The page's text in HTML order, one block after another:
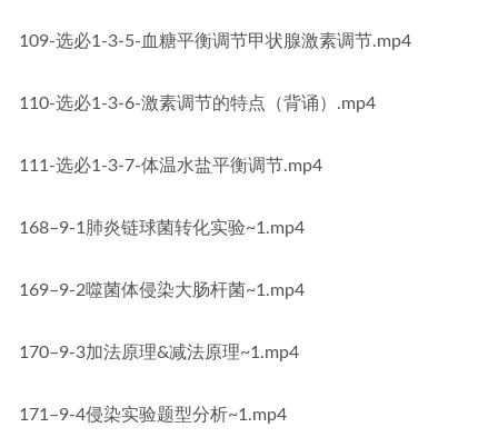
109-选必1-3-5-血糖平衡调节甲状腺激素调节.mp4
110-选必1-3-6-激素调节的特点（背诵）.mp4
111-选必1-3-7-体温水盐平衡调节.mp4
168–9-1肺炎链球菌转化实验~1.mp4
169–9-2噬菌体侵染大肠杆菌~1.mp4
170–9-3加法原理&减法原理~1.mp4
171–9-4侵染实验题型分析~1.mp4